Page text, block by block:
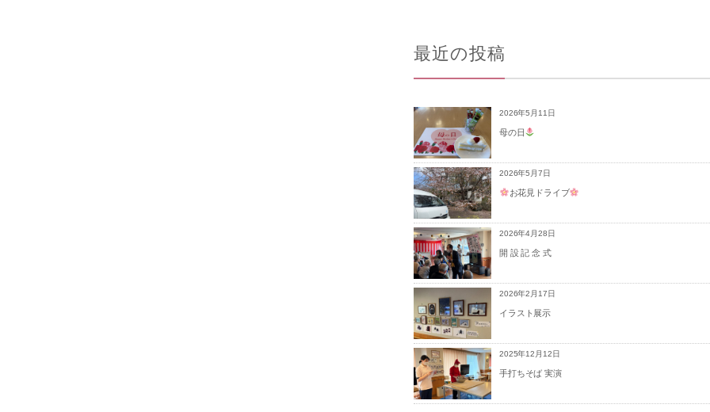
最近の投稿
2026年5月11日
母の日
2026年5月7日
お花見ドライブ
2026年4月28日
開 設 記 念 式
2026年2月17日
イラスト展示
2025年12月12日
手打ちそば 実演